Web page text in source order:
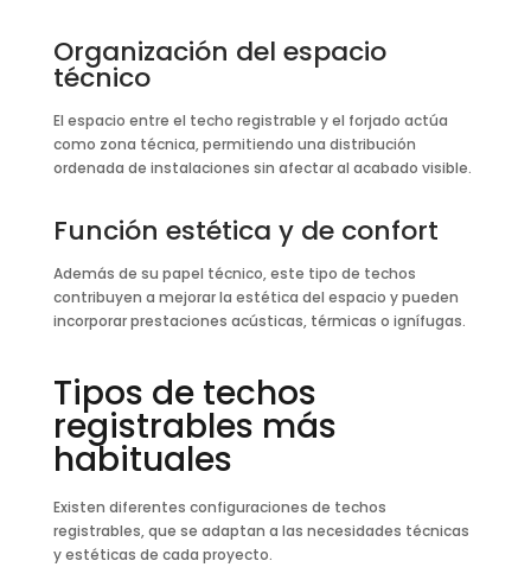
Organización del espacio
técnico
El espacio entre el techo registrable y el forjado actúa
como zona técnica, permitiendo una distribución
ordenada de instalaciones sin afectar al acabado visible.
Función estética y de confort
Además de su papel técnico, este tipo de techos
contribuyen a mejorar la estética del espacio y pueden
incorporar prestaciones acústicas, térmicas o ignífugas.
Tipos de techos
registrables más
habituales
Existen diferentes configuraciones de techos
registrables, que se adaptan a las necesidades técnicas
y estéticas de cada proyecto.